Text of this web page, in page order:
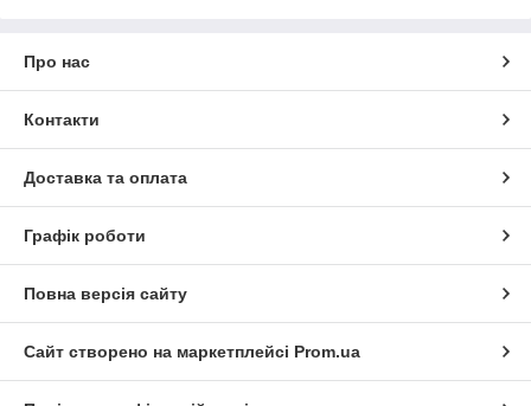
Про нас
Контакти
Доставка та оплата
Графік роботи
Повна версія сайту
Сайт створено на маркетплейсі Prom.ua